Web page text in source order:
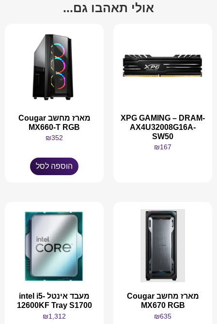
אולי תאהבו גם...
XPG GAMING – DRAM-
AX4U32008G16A-
SW50
₪167
מארז מחשב Cougar
MX660-T RGB
₪352
הוספה לסל
מארז מחשב Cougar
MX670 RGB
₪635
מעבד אינטל intel i5-
12600KF Tray S1700
₪1,312